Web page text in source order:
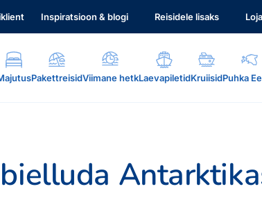
Inspiratsioon & blogi Reisidele lisaks
PakettreisidViimane hetkLaevapiletidKruiisidPuhka